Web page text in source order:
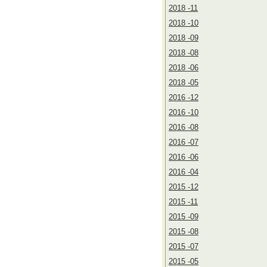
2018 -11
2018 -10
2018 -09
2018 -08
2018 -06
2018 -05
2016 -12
2016 -10
2016 -08
2016 -07
2016 -06
2016 -04
2015 -12
2015 -11
2015 -09
2015 -08
2015 -07
2015 -05